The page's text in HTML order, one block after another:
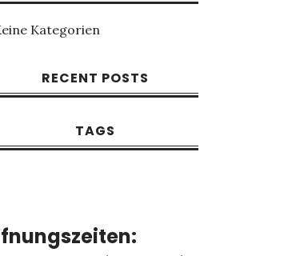
Kategorien
RECENT POSTS
TAGS